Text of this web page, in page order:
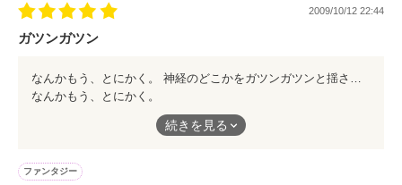
2009/10/12 22:44
ガツンガツン
なんかもう、とにかく。
神経のどこかをガツンガツンと揺さ振ってくる感じがたまらん
続きを見る
ファンタジー